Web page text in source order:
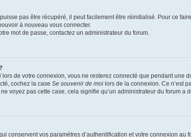
pas être récupéré, il peut facilement être réinitialisé. Pour ce
à nouveau vous connecter.
mot de passe, contactez un administrateur du forum.
lors de votre connexion, vous ne resterez connecté que pendant une
cochez la case Se souvenir de moi lors de la connexion. Ce n’est
voyez pas cette case, cela signifie qu’un administrateur du forum a
conservent vos paramètres d’authentification et votre connexion